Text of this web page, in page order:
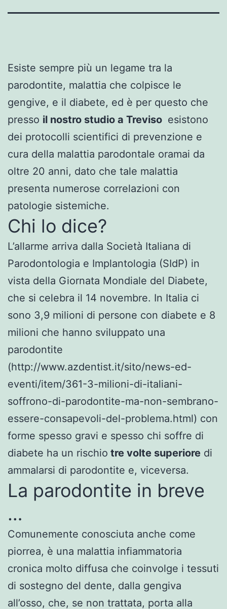
Esiste sempre più un legame tra la
parodontite, malattia che colpisce le
gengive, e il diabete, ed è per questo che
presso il nostro studio a Treviso esistono
dei protocolli scientifici di prevenzione e
cura della malattia parodontale oramai da
oltre 20 anni, dato che tale malattia
presenta numerose correlazioni con
patologie sistemiche.
Chi lo dice?
L’allarme arriva dalla Società Italiana di
Parodontologia e Implantologia (SIdP) in
vista della Giornata Mondiale del Diabete,
che si celebra il 14 novembre. In Italia ci
sono 3,9 milioni di persone con diabete e 8
milioni che hanno sviluppato una
parodontite
(http://www.azdentist.it/sito/news-ed-
eventi/item/361-3-milioni-di-italiani-
soffrono-di-parodontite-ma-non-sembrano-
essere-consapevoli-del-problema.html) con
forme spesso gravi e spesso chi soffre di
diabete ha un rischio tre volte superiore di
ammalarsi di parodontite e, viceversa.
La parodontite in breve
…
Comunemente conosciuta anche come
piorrea, è una malattia infiammatoria
cronica molto diffusa che coinvolge i tessuti
di sostegno del dente, dalla gengiva
all’osso, che, se non trattata, porta alla